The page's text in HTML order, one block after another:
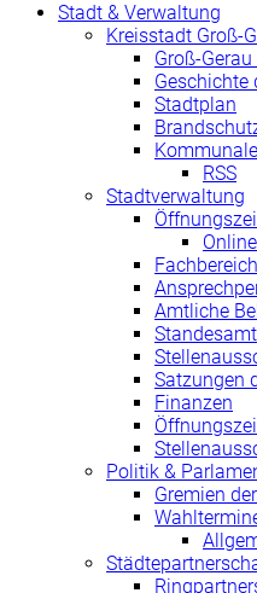
Stadt & Verwaltung
Kreisstadt Groß-
Groß-
Geschichte
Stadtplan
RSS
Stadtverwaltung
Amtliche
Standesamt
Satzungen
Finanzen
Politik &
Gremien